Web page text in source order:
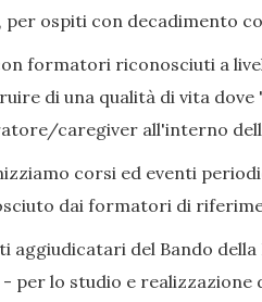
ospiti con decadimento
formatori riconosciuti a
di una qualità di vita
caregiver all'interno
corsi ed eventi
dai formatori di
aggiudicatari del Bando
per lo studio e realizzazione